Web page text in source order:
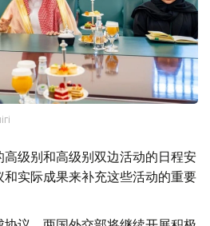
级别和高级别双边活动的日程安
实际成果来补充这些活动的重要